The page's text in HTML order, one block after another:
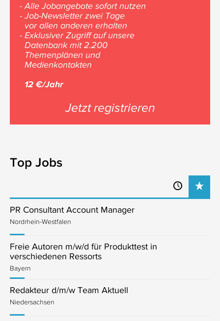
- Alle Jobangebote sofort nutzen
- Job-Newsletter zwei Tage
vor allen anderen erhalten
- Exklusiver Zugriff auf unsere
Datenbank mit 2.200
Themenplänen und
Medienkontakten
12 €/Jahr
Jetzt registrieren
Top Jobs
PR Consultant Account Manager
Nordrhein-Westfalen
Freie Autoren m/w/d für Produkttest in
verschiedenen Ressorts
Bayern
Redakteur d/m/w Team Aktuell
Niedersachsen